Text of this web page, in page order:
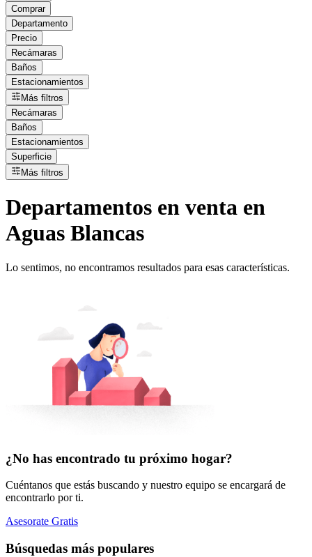
Comprar
Departamento
Precio
Recámaras
Baños
Estacionamientos
Más filtros
Recámaras
Baños
Estacionamientos
Superficie
Más filtros
Departamentos en venta en
Aguas Blancas
Lo sentimos, no encontramos resultados para esas características.
¿No has encontrado tu próximo hogar?
Cuéntanos que estás buscando y nuestro equipo se encargará de
encontrarlo por ti.
Asesorate Gratis
Búsquedas más populares